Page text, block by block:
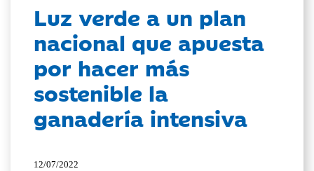
Luz verde a un plan
nacional que apuesta
por hacer más
sostenible la
ganadería intensiva
12/07/2022